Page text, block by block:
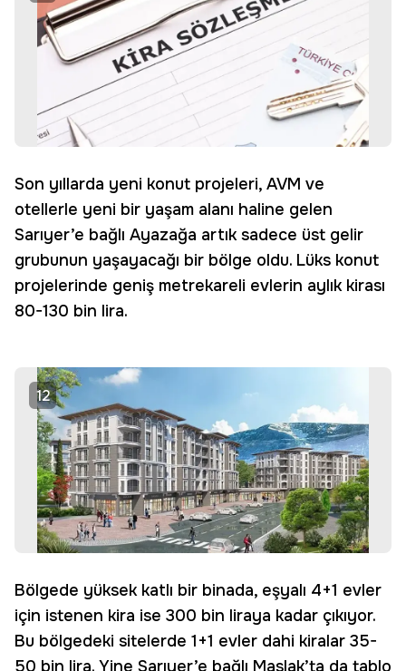
Son yıllarda yeni konut projeleri, AVM ve
otellerle yeni bir yaşam alanı haline gelen
Sarıyer’e bağlı Ayazağa artık sadece üst gelir
grubunun yaşayacağı bir bölge oldu. Lüks konut
projelerinde geniş metrekareli evlerin aylık kirası
80-130 bin lira.
12
Bölgede yüksek katlı bir binada, eşyalı 4+1 evler
için istenen kira ise 300 bin liraya kadar çıkıyor.
Bu bölgedeki sitelerde 1+1 evler dahi kiralar 35-
50 bin lira. Yine Sarıyer’e bağlı Maslak’ta da tablo